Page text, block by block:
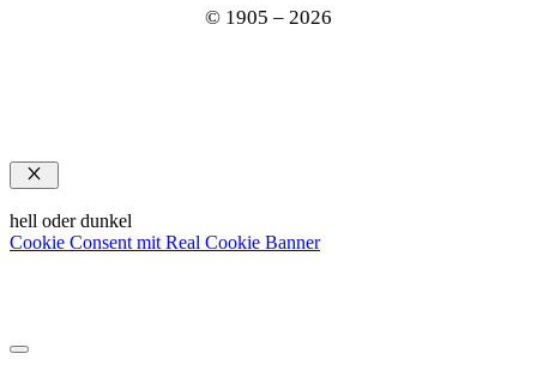
© 1905 – 2026
Schließen
hell oder dunkel
Cookie Consent mit Real Cookie Banner